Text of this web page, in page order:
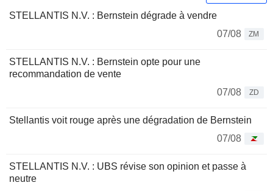
STELLANTIS N.V. : Bernstein dégrade à vendre
07/08
ZM
STELLANTIS N.V. : Bernstein opte pour une
recommandation de vente
07/08
ZD
Stellantis voit rouge après une dégradation de Bernstein
07/08
STELLANTIS N.V. : UBS révise son opinion et passe à
neutre